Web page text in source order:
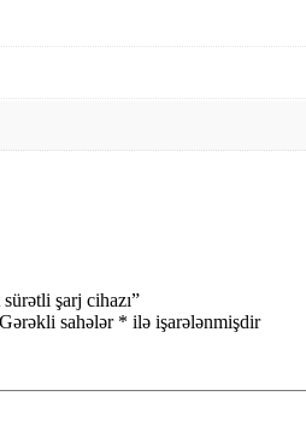
şarj cihazı”
Gərəkli sahələr * ilə işarələnmişdir